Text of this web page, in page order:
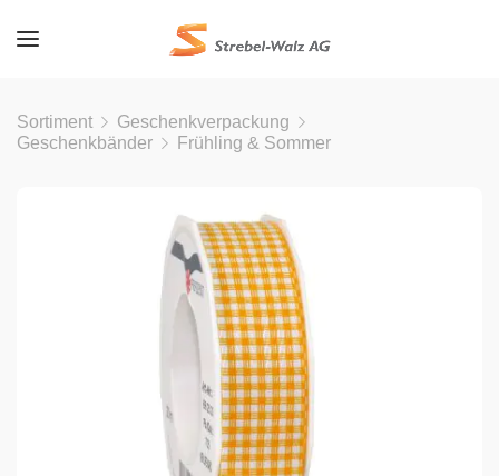
Sortiment
Geschenkverpackung
Geschenkbänder
Frühling & Sommer